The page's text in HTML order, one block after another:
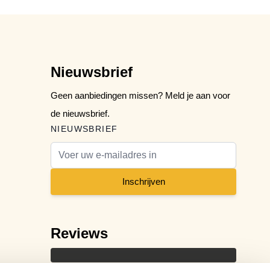
Nieuwsbrief
Geen aanbiedingen missen? Meld je aan voor
de nieuwsbrief.
NIEUWSBRIEF
E-mail adres
Inschrijven
Reviews